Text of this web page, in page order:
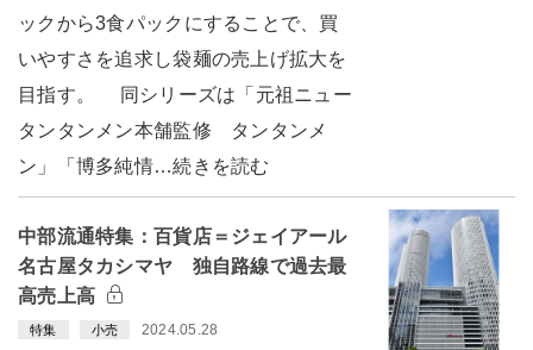
ックから3食パックにすることで、買
いやすさを追求し袋麺の売上げ拡大を
目指す。 同シリーズは「元祖ニュー
タンタンメン本舗監修 タンタンメ
ン」「博多純情…続きを読む
中部流通特集：百貨店＝ジェイアール
名古屋タカシマヤ 独自路線で過去最
高売上高
特集 小売 2024.05.28